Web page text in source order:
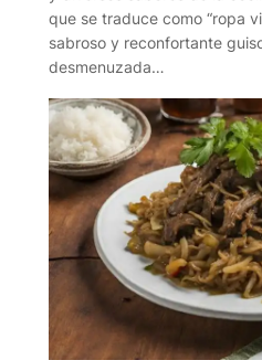
que se traduce como “ropa
sabroso y reconfortante
desmenuzada…